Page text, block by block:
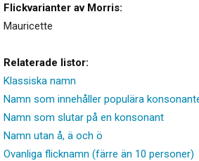
Flickvarianter av Morris:
Mauricette
Relaterade listor:
Klassiska namn
Namn som innehåller populära
Namn som slutar på en konsonant
Namn utan å, ä och ö
Ovanliga flicknamn (färre än 10 personer)